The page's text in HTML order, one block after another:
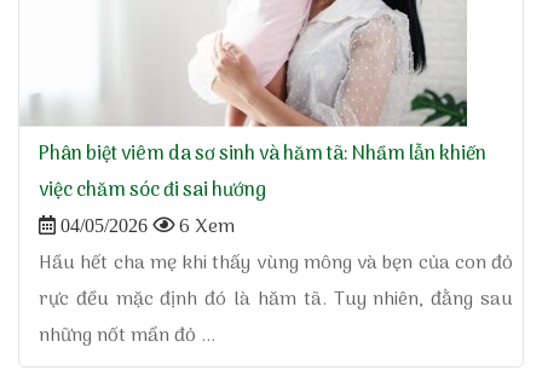
Phân biệt viêm da sơ sinh và hăm tã: Nhầm lẫn khiến
việc chăm sóc đi sai hướng
04/05/2026
6 Xem
Hầu hết cha mẹ khi thấy vùng mông và bẹn của con đỏ
rực đều mặc định đó là hăm tã. Tuy nhiên, đằng sau
những nốt mẩn đỏ ...